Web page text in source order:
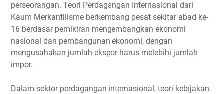
perseorangan. Teori Perdagangan Internasional dari
Kaum Merkantilisme berkembang pesat sekitar abad ke-
16 berdasar pemikiran mengembangkan ekonomi
nasional dan pembangunan ekonomi, dengan
mengusahakan jumlah ekspor harus melebihi jumlah
impor.
Dalam sektor perdagangan internasional, teori kebijakan